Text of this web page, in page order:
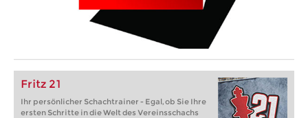
Fritz 21
Ihr persönlicher Schachtrainer - Egal, ob Sie Ihre
ersten Schritte in die Welt des Vereinsschachs